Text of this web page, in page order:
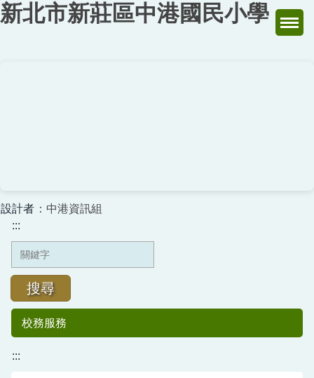
跳
到
新北市新莊區中港國民小學
設計者 ：中港資訊組
:::
搜尋
校務服務
:::